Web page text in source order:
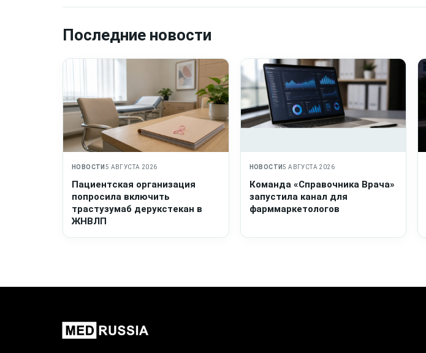
Последние новости
НОВОСТИ 5 АВГУСТА 2026
Пациентская организация
попросила включить
трастузумаб дерукстекан в
ЖНВЛП
НОВОСТИ5 АВГУСТА 2026
Команда «Справочника Врача»
запустила канал для
фарммаркетологов